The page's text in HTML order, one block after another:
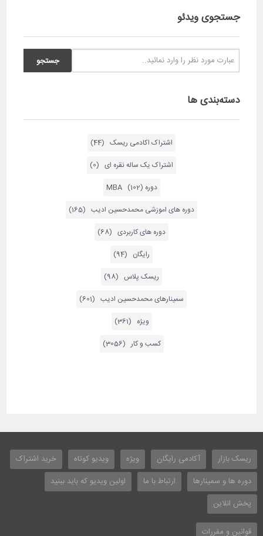
جستجوی ویدئو
دسته‌بندی ها
اشتراک اکادمی ریسک (44)
اشتراک یک ساله نقره ای (0)
دوره MBA (102)
دوره های اموزشی محمدحسین ادیب (165)
دوره های کاربردی (68)
رایگان (94)
ریسک پلاس (98)
سمینارهای محمدحسین ادیب (601)
ویژه (361)
کسب و کار (3056)
ریسک بازار آکادمی رایگان ویژه ویدیو کوتاه
خرید اشتراک
دوره ها و سمینارها
ارتباط با ما
اولین ویدیو که باید ببنید
پخش انلاین
قوانین و مقررات